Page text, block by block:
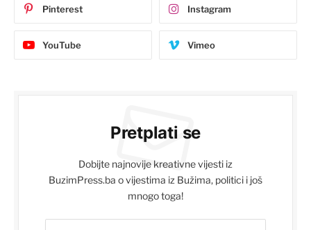
Pinterest Instagram
YouTube Vimeo
Pretplati se
Dobijte najnovije kreativne vijesti iz
BuzimPress.ba o vijestima iz Bužima, politici i još
mnogo toga!